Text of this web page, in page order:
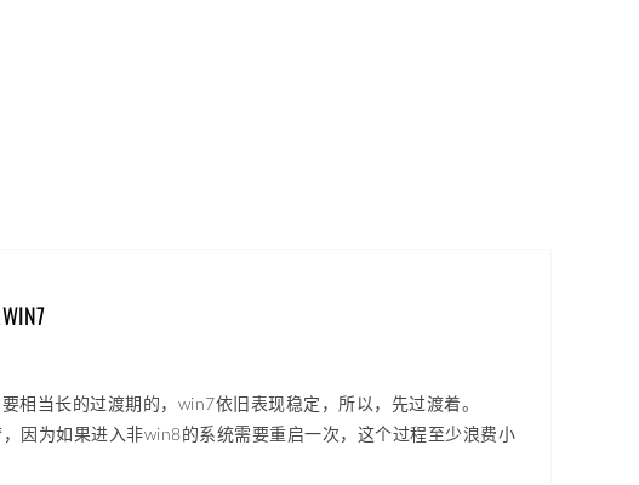
当长的过渡期的，win7依旧表现稳定，所以，先过渡着。
因为如果进入非win8的系统需要重启一次，这个过程至少浪费小